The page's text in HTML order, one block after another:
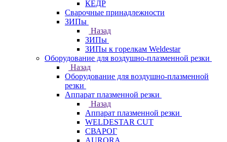
КЕДР
Сварочные принадлежности
ЗИПы
Назад
ЗИПы
ЗИПы к горелкам Weldestar
Оборудование для воздушно-плазменной резки
Назад
Оборудование для воздушно-плазменной
резки
Аппарат плазменной резки
Назад
Аппарат плазменной резки
WELDESTAR CUT
СВАРОГ
AURORA